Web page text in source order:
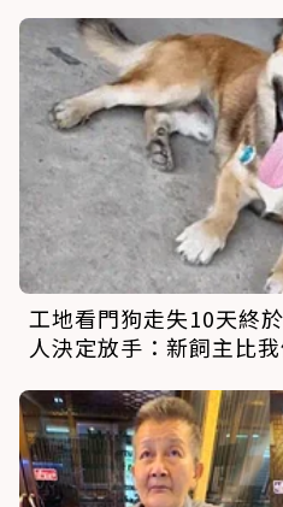
工地看門狗走失10天終
人決定放手：新飼主比